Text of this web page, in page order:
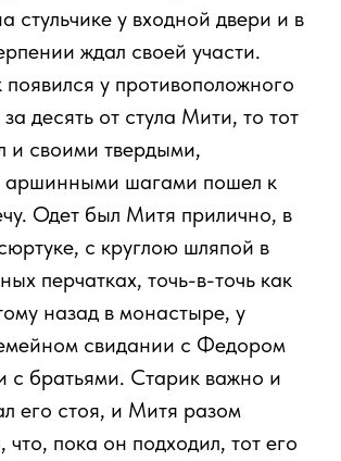
стульчике у входной двери и в
ждал своей участи.
появился у противоположного
десять от стула Мити, то тот
и своими твердыми,
аршинными шагами пошел к
Одет был Митя прилично, в
с круглою шляпой в
перчатках, точь-в-точь как
назад в монастыре, у
свидании с Федором
с братьями. Старик важно и
его стоя, и Митя разом
что, пока он подходил, тот его